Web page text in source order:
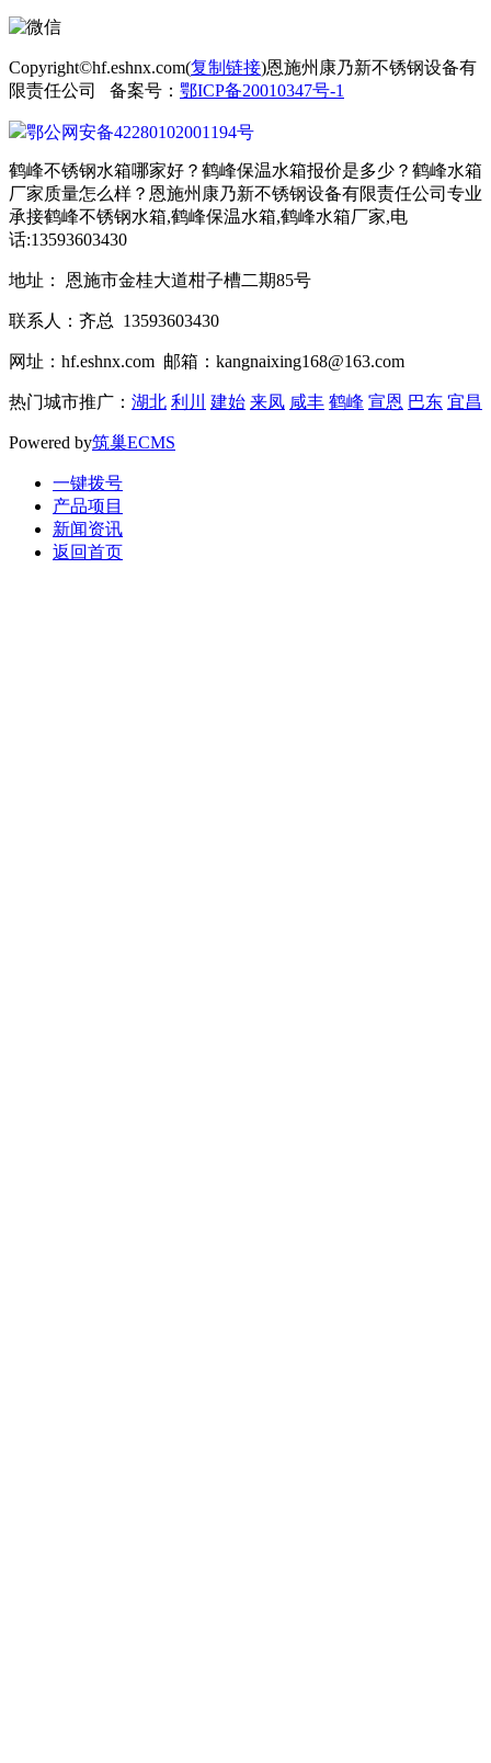
Copyright©hf.eshnx.com(复制链接)恩施州康乃新不锈钢设备有
限责任公司 备案号： 鄂ICP备20010347号-1
鄂公网安备42280102001194号
鹤峰不锈钢水箱哪家好？鹤峰保温水箱报价是多少？鹤峰水箱
厂家质量怎么样？恩施州康乃新不锈钢设备有限责任公司专业
承接鹤峰不锈钢水箱,鹤峰保温水箱,鹤峰水箱厂家,电
话:13593603430
地址： 恩施市金桂大道柑子槽二期85号
联系人：齐总 13593603430
网址：hf.eshnx.com 邮箱：kangnaixing168@163.com
热门城市推广： 湖北 利川 建始 来凤 咸丰 鹤峰 宣恩 巴东 宜昌
Powered by筑巢ECMS
一键拨号
产品项目
新闻资讯
返回首页